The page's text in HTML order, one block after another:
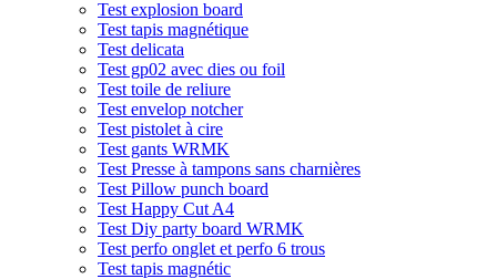
Test explosion board
Test tapis magnétique
Test delicata
Test gp02 avec dies ou foil
Test toile de reliure
Test envelop notcher
Test pistolet à cire
Test gants WRMK
Test Presse à tampons sans charnières
Test Pillow punch board
Test Happy Cut A4
Test Diy party board WRMK
Test perfo onglet et perfo 6 trous
Test tapis magnétic